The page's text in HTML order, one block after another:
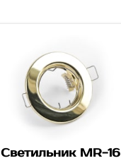
Светильник MR-16